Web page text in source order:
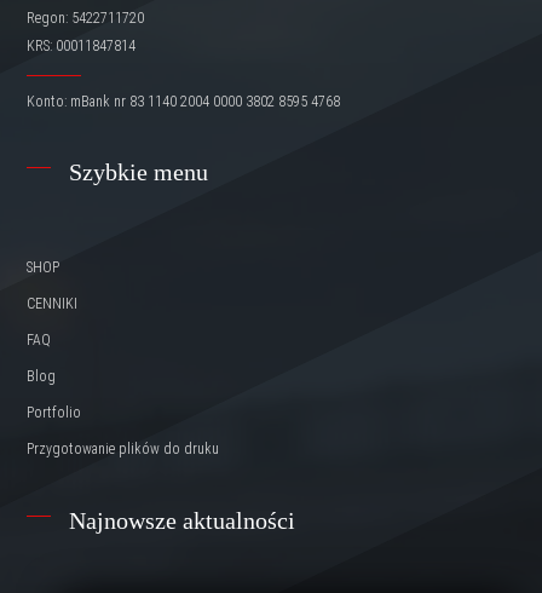
Regon: 5422711720
KRS: 00011847814
Konto: mBank nr 83 1140 2004 0000 3802 8595 4768
Szybkie menu
SHOP
CENNIKI
FAQ
Blog
Portfolio
Przygotowanie plików do druku
Najnowsze aktualności